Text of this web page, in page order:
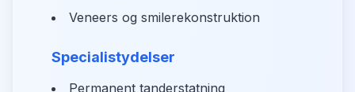
Veneers og smilerekonstruktion
Specialistydelser
Permanent tanderstatning